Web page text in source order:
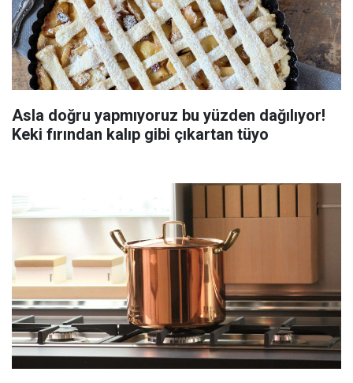
Asla doğru yapmıyoruz bu yüzden dağılıyor!
Keki fırından kalıp gibi çıkartan tüyo